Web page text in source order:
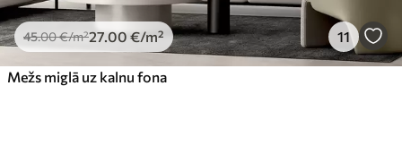
45.00€/m²27.00 €/m² 11
Mežs miglā uz kalnu fona